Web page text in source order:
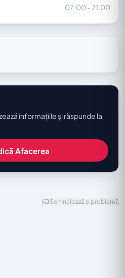
07:00 - 21:00
informațiile și răspunde la
Afacerea
Semnalează o problemă